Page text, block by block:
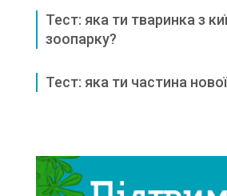
Тест: яка ти тваринка з
зоопарку?
Тест: яка ти частина